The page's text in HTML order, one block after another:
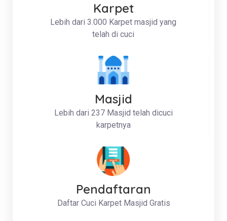
Karpet
Lebih dari 3.000 Karpet masjid yang
telah di cuci
Masjid
Lebih dari 237 Masjid telah dicuci
karpetnya
Pendaftaran
Daftar Cuci Karpet Masjid Gratis